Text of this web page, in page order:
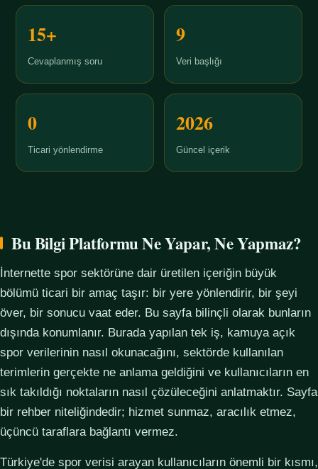
15+
Cevaplanmış soru
9
Veri başlığı
0
Ticari yönlendirme
2026
Güncel içerik
Bu Bilgi Platformu Ne Yapar, Ne Yapmaz?
İnternette spor sektörüne dair üretilen içeriğin büyük
bölümü ticari bir amaç taşır: bir yere yönlendirir, bir şeyi
över, bir sonucu vaat eder. Bu sayfa bilinçli olarak bunların
dışında konumlanır. Burada yapılan tek iş, kamuya açık
spor verilerinin nasıl okunacağını, sektörde kullanılan
terimlerin gerçekte ne anlama geldiğini ve kullanıcıların en
sık takıldığı noktaların nasıl çözüleceğini anlatmaktır. Sayfa
bir rehber niteliğindedir; hizmet sunmaz, aracılık etmez,
üçüncü taraflara bağlantı vermez.
Türkiye'de spor verisi arayan kullanıcıların önemli bir kısmı,